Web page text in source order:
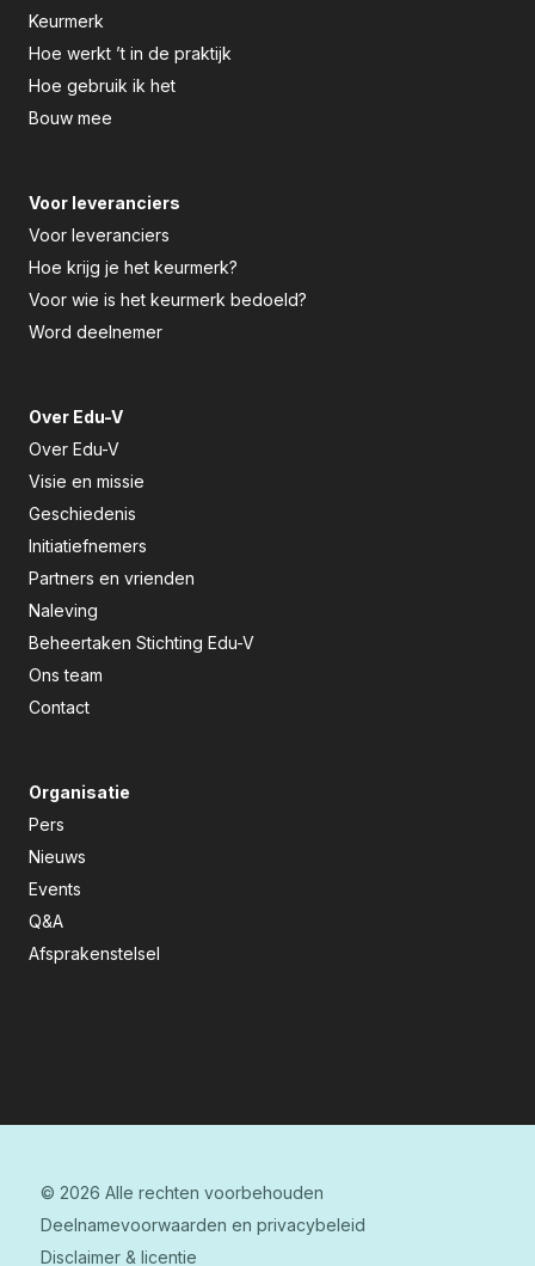
Keurmerk
Hoe werkt ’t in de praktijk
Hoe gebruik ik het
Bouw mee
Voor leveranciers
Voor leveranciers
Hoe krijg je het keurmerk?
Voor wie is het keurmerk bedoeld?
Word deelnemer
Over Edu-V
Over Edu-V
Visie en missie
Geschiedenis
Initiatiefnemers
Partners en vrienden
Naleving
Beheertaken Stichting Edu-V
Ons team
Contact
Organisatie
Pers
Nieuws
Events
Q&A
Afsprakenstelsel
© 2026 Alle rechten voorbehouden
Deelnamevoorwaarden en privacybeleid
Disclaimer & licentie